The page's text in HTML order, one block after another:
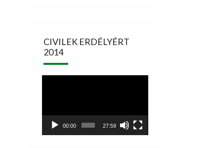
CIVILEK ERDÉLYÉRT
2014
00:00 27:59